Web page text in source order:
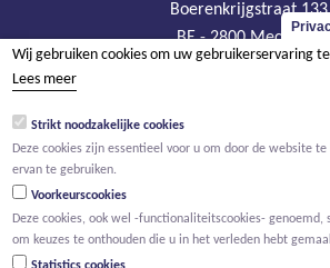
Boerenkrijgstraat 133
BE - 2800 Mechelen
tel +32 15 569 965
BTW BE 0466.256.432
Wij gebruiken cookies om uw gebruikerservaring
Lees meer
Strikt noodzakelijke cookies
Deze cookies zijn essentieel voor u om door de website
ervan te gebruiken.
Voorkeurscookies
Deze cookies, ook wel -functionaliteitscookies-
om keuzes te onthouden die u in het verleden hebt